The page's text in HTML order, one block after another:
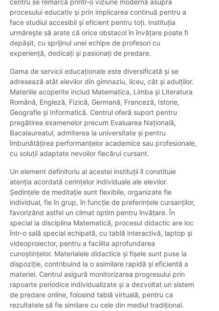
centru se remarcă printr-o viziune modernă asupra
procesului educativ și prin implicarea continuă pentru a
face studiul accesibil și eficient pentru toți. Instituția
urmărește să arate că orice obstacol în învățare poate fi
depășit, cu sprijinul unei echipe de profesori cu
experiență, dedicați și pasionați de predare.
Gama de servicii educaționale este diversificată și se
adresează atât elevilor din gimnaziu, liceu, cât și adulților.
Materiile acoperite includ Matematica, Limba și Literatura
Română, Engleză, Fizică, Germană, Franceză, Istorie,
Geografie și Informatică. Centrul oferă suport pentru
pregătirea examenelor precum Evaluarea Națională,
Bacalaureatul, admiterea la universitate și pentru
îmbunătățirea performanțelor academice sau profesionale,
cu soluții adaptate nevoilor fiecărui cursant.
Un element definitoriu al acestei instituții îl constituie
atenția acordată cerințelor individuale ale elevilor.
Ședințele de meditație sunt flexibile, organizate fie
individual, fie în grup, în funcție de preferințele cursanților,
favorizând astfel un climat optim pentru învățare. În
special la disciplina Matematică, procesul didactic are loc
într-o sală special echipată, cu tablă interactivă, laptop și
videoproiector, pentru a facilita aprofundarea
cunoștințelor. Materialele didactice și fișele sunt puse la
dispoziție, contribuind la o asimilare rapidă și eficientă a
materiei. Centrul asigură monitorizarea progresului prin
rapoarte periodice individualizate și a dezvoltat un sistem
de predare online, folosind tablă virtuală, pentru ca
rezultatele să fie similare cu cele din mediul tradițional.